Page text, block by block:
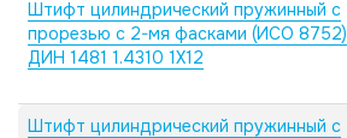
Штифт цилиндрический пружинный с
прорезью с 2-мя фасками (ИСО 8752)
ДИН 1481 1.4310 1X12
Штифт цилиндрический пружинный с